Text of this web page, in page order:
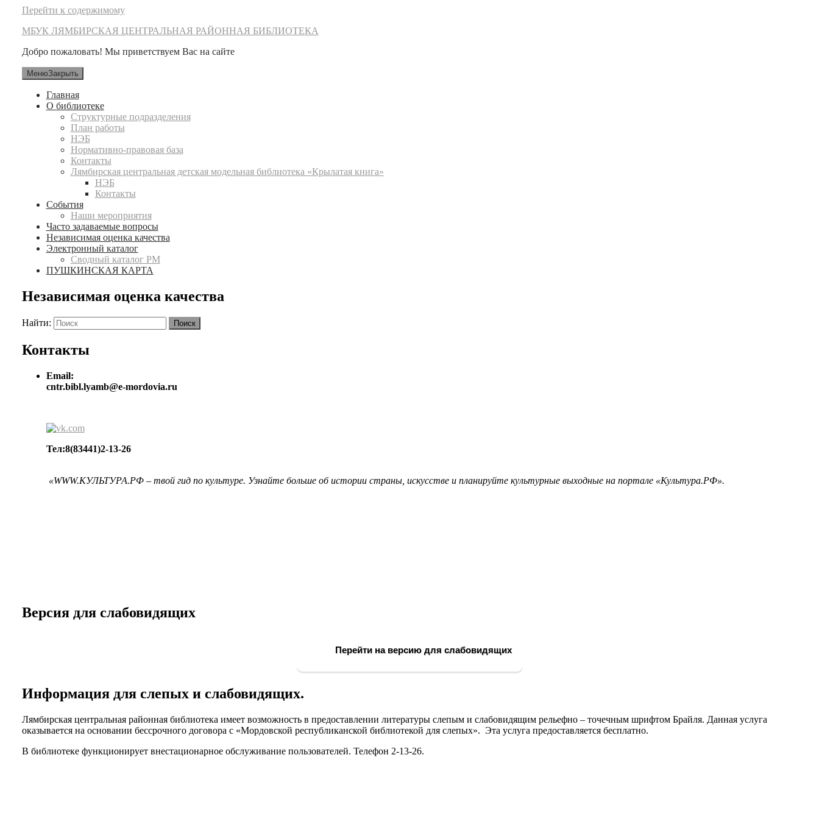
Перейти к содержимому
МБУК ЛЯМБИРСКАЯ ЦЕНТРАЛЬНАЯ РАЙОННАЯ БИБЛИОТЕКА
Добро пожаловать! Мы приветствуем Вас на сайте
МенюЗакрыть
Главная
О библиотеке
Структурные подразделения
План работы
НЭБ
Нормативно-правовая база
Контакты
Лямбирская центральная детская модельная библиотека «Крылатая книга»
НЭБ
Контакты
События
Наши мероприятия
Часто задаваемые вопросы
Независимая оценка качества
Электронный каталог
Сводный каталог РМ
ПУШКИНСКАЯ КАРТА
Независимая оценка качества
Найти: Поиск
Контакты
Email:
cntr.bibl.lyamb@e-mordovia.ru
Тел:8(83441)2-13-26
«WWW.КУЛЬТУРА.РФ – твой гид по культуре. Узнайте больше об истории страны, искусстве и планируйте культурные выходные на портале «Культура.РФ».
Версия для слабовидящих
Перейти на версию для слабовидящих
Информация для слепых и слабовидящих.
Лямбирская центральная районная библиотека имеет возможность в предоставлении литературы слепым и слабовидящим рельефно – точечным шрифтом Брайля. Данная услуга
оказывается на основании бессрочного договора с «Мордовской республиканской библиотекой для слепых». Эта услуга предоставляется бесплатно.
В библиотеке функционирует внестационарное обслуживание пользователей. Телефон 2-13-26.